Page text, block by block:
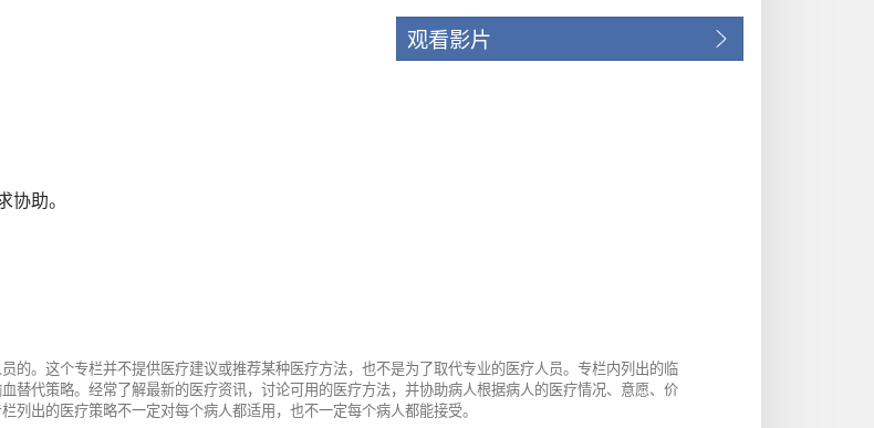
协助。
观看影片
的。这个专栏并不提供医疗建议或推荐某种医疗方法，也不是为了取代专业的医疗人员。专栏内列出的临
替代策略。经常了解最新的医疗资讯，讨论可用的医疗方法，并协助病人根据病人的医疗情况、意愿、价
出的医疗策略不一定对每个病人都适用，也不一定每个病人都能接受。